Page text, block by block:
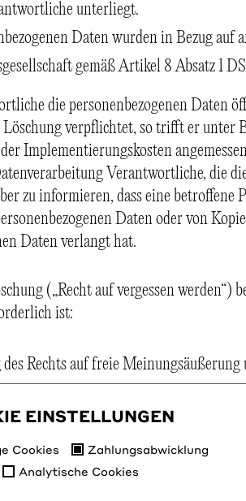
EINSTELLUNGEN
Cookies
Zahlungsabwicklung
Analytische Cookies
unterliegt.
Daten wurden in Bezug auf
gemäß Artikel 8 Absatz 1
die personenbezogenen Daten
Löschung verpflichtet, so trifft er unter
Implementierungskosten
Verantwortliche, die
zu informieren, dass eine betroffene
Daten oder von
Daten verlangt hat.
(„Recht auf vergessen werden“)
ist:
des Rechts auf freie
Mitgliedstaaten, dem der
einer Aufgabe, die im öffentlichen
erfolgt, die dem Verantwortlichen